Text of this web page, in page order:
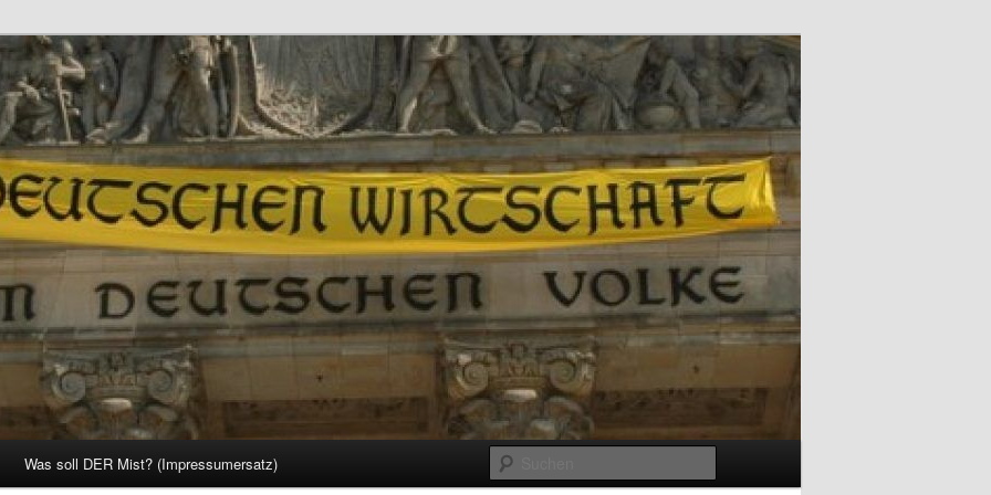
Was soll DER Mist? (Impressumersatz)